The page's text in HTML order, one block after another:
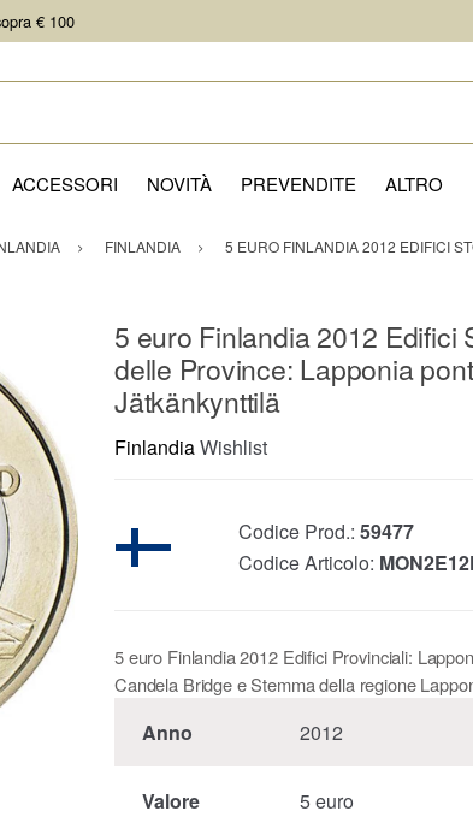
€ 100
ACCESSORI NOVITÀ PREVENDITE ALTRO
FINLANDIA 5 EURO FINLANDIA 2012 EDIFICI
5 euro Finlandia 2012 Edifici
delle Province: Lapponia
Jätkänkynttilä
FinlandiaWishlist
Codice Prod.: 59477
Codice Articolo:
5 euro Finlandia 2012 Edifici Provinciali:
Candela Bridge e Stemma della regione
Anno 2012
Valore 5 euro